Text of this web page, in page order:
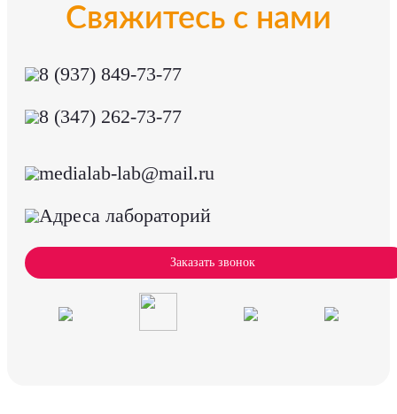
Свяжитесь с нами
8 (937) 849-73-77
8 (347) 262-73-77
medialab-lab@mail.ru
Адреса лабораторий
Заказать звонок